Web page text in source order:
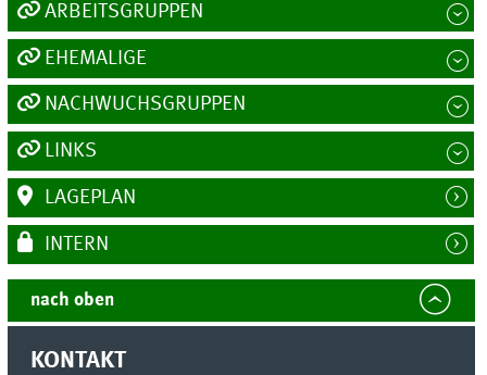
ARBEITSGRUPPEN
EHEMALIGE
NACHWUCHSGRUPPEN
LINKS
LAGEPLAN
INTERN
nach oben
KONTAKT